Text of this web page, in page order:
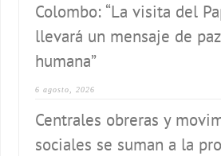
Colombo: “La visita del
llevará un mensaje de
humana”
6 agosto, 2026
Centrales obreras y
sociales se suman a la